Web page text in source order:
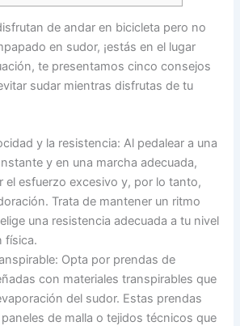
de andar en bicicleta pero no
en sudor, ¡estás en el lugar
te presentamos cinco consejos
sudar mientras disfrutas de tu
y la resistencia: Al pedalear a una
y en una marcha adecuada,
el esfuerzo excesivo y, por lo tanto,
Trata de mantener un ritmo
una resistencia adecuada a tu nivel
física.
Opta por prendas de
con materiales transpirables que
del sudor. Estas prendas
de malla o tejidos técnicos que